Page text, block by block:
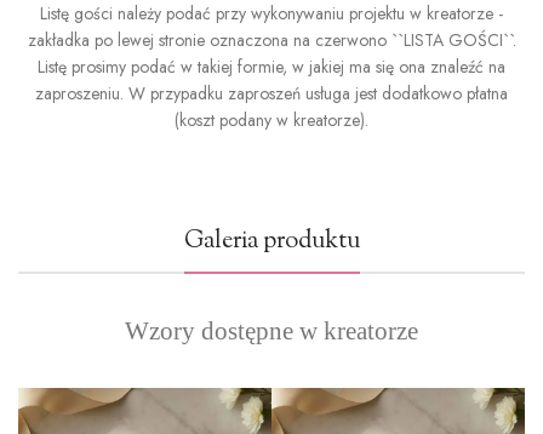
Listę gości należy podać przy wykonywaniu projektu w kreatorze -
zakładka po lewej stronie oznaczona na czerwono ``LISTA GOŚCI``.
Listę prosimy podać w takiej formie, w jakiej ma się ona znaleźć na
zaproszeniu. W przypadku zaproszeń usługa jest dodatkowo płatna
(koszt podany w kreatorze).
Galeria produktu
Wzory dostępne w kreatorze